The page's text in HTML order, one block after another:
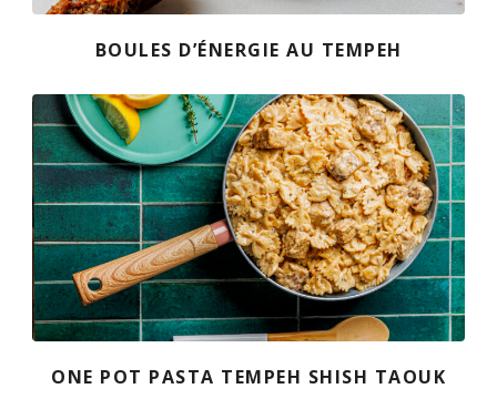
BOULES D’ÉNERGIE AU TEMPEH
ONE POT PASTA TEMPEH SHISH TAOUK